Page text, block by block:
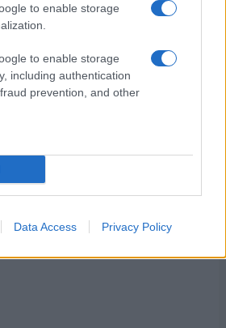
to enable storage
to enable storage
including authentication
prevention, and other
Data Access Privacy Policy
98,9 του Ομίλου Audiomax
Μητρώο Εμπειρογνωμόνων
Τομέα- Πότε θα ανοίγει η
για νέα σχέδια